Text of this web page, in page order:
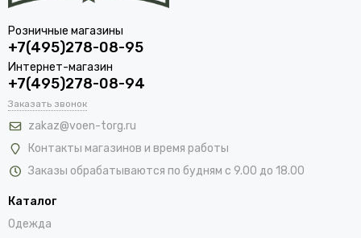
Розничные магазины
+7(495)278-08-95
Интернет-магазин
+7(495)278-08-94
Заказать звонок
zakaz@voen-torg.ru
Контакты магазинов и время работы
Заказы обрабатываются по будням с 9.00 до 18.00
Каталог
Одежда